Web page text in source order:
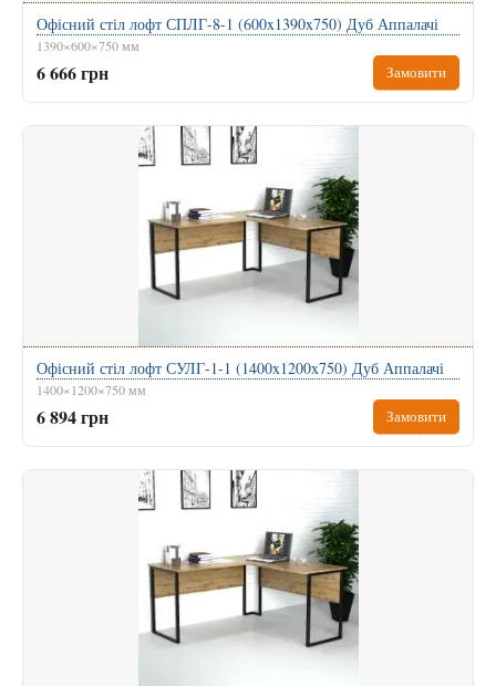
Офісний стіл лофт СПЛГ-8-1 (600x1390x750) Дуб Аппалачі
1390×600×750 мм
6 666 грн Замовити
Офісний стіл лофт СУЛГ-1-1 (1400x1200x750) Дуб Аппалачі
1400×1200×750 мм
6 894 грн Замовити